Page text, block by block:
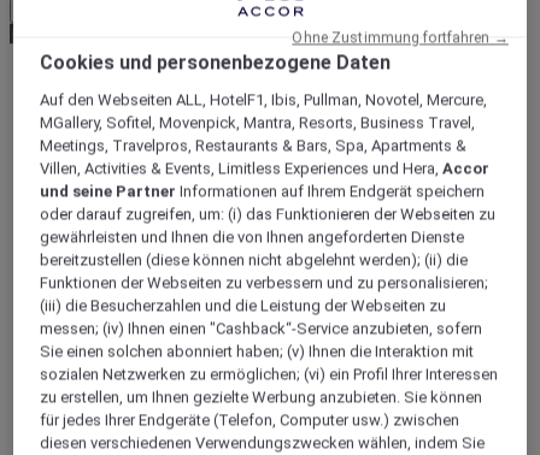
World
Europe
France
Ile-de-France
VAL-D'OISE
L'Isle Adam
Cookies und personenbezogene Daten
Auf den Webseiten ALL, HotelF1, Ibis, Pullman, Novotel, Mercure,
MGallery, Sofitel, Movenpick, Mantra, Resorts, Business Travel,
Meetings, Travelpros, Restaurants & Bars, Spa, Apartments &
Villen, Activities & Events, Limitless Experiences und Hera,Accor
und seine Partner Informationen auf Ihrem Endgerät speichern
oder darauf zugreifen, um: (i) das Funktionieren der Webseiten zu
gewährleisten und Ihnen die von Ihnen angeforderten Dienste
bereitzustellen (diese können nicht abgelehnt werden); (ii) die
Funktionen der Webseiten zu verbessern und zu personalisieren;
(iii) die Besucherzahlen und die Leistung der Webseiten zu
messen; (iv) Ihnen einen "Cashback“-Service anzubieten, sofern
Sie einen solchen abonniert haben; (v) Ihnen die Interaktion mit
sozialen Netzwerken zu ermöglichen; (vi) ein Profil Ihrer Interessen
zu erstellen, um Ihnen gezielte Werbung anzubieten. Sie können
für jedes Ihrer Endgeräte (Telefon, Computer usw.) zwischen
diesen verschiedenen Verwendungszwecken wählen, indem Sie
Ohne Zustimmung fortfahren →